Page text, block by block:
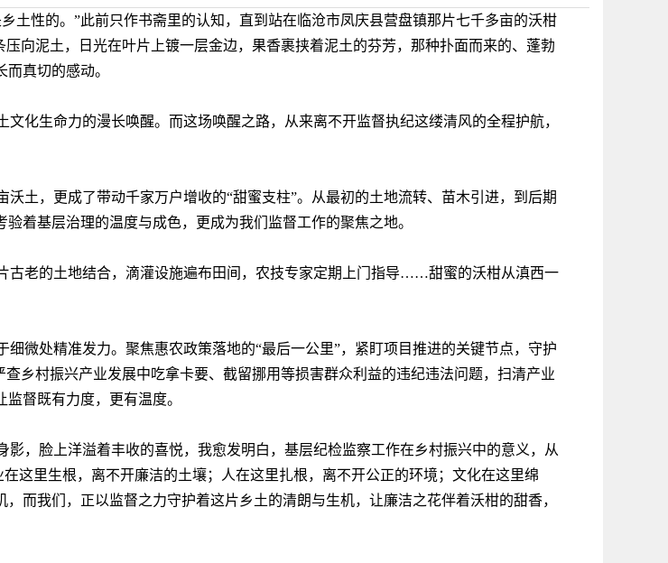
土性的。”此前只作书斋里的认知，直到站在临沧市凤庆县营盘镇那片七千多亩的沃柑
向泥土，日光在叶片上镀一层金边，果香裹挟着泥土的芬芳，那种扑面而来的、蓬勃
真切的感动。
化生命力的漫长唤醒。而这场唤醒之路，从来离不开监督执纪这缕清风的全程护航，
土，更成了带动千家万户增收的“甜蜜支柱”。从最初的土地流转、苗木引进，到后期
着基层治理的温度与成色，更成为我们监督工作的聚焦之地。
古老的土地结合，滴灌设施遍布田间，农技专家定期上门指导……甜蜜的沃柑从滇西一
微处精准发力。聚焦惠农政策落地的“最后一公里”，紧盯项目推进的关键节点，守护
乡村振兴产业发展中吃拿卡要、截留挪用等损害群众利益的违纪违法问题，扫清产业
督既有力度，更有温度。
，脸上洋溢着丰收的喜悦，我愈发明白，基层纪检监察工作在乡村振兴中的意义，从
这里生根，离不开廉洁的土壤；人在这里扎根，离不开公正的环境；文化在这里绵
而我们，正以监督之力守护着这片乡土的清朗与生机，让廉洁之花伴着沃柑的甜香，